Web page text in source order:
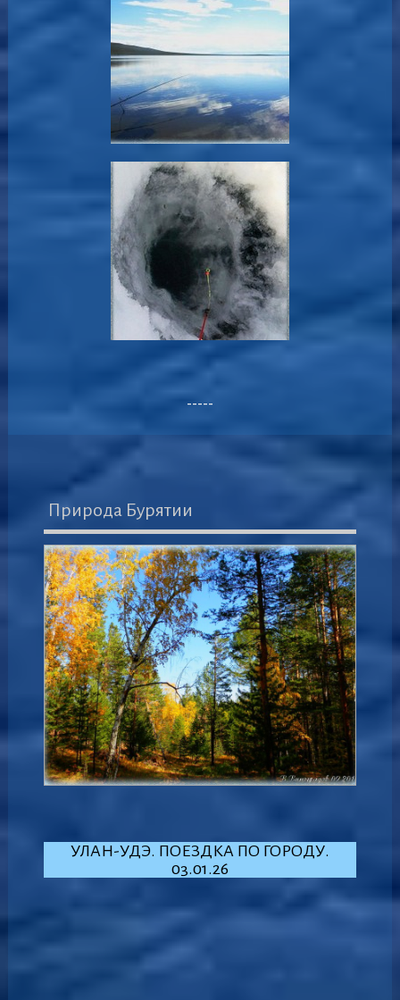
-----
Природа Бурятии
УЛАН-УДЭ. ПОЕЗДКА ПО ГОРОДУ.
03.01.26